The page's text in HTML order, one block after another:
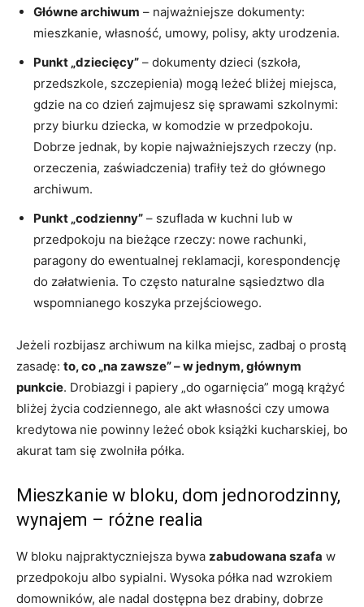
Główne archiwum – najważniejsze dokumenty:
mieszkanie, własność, umowy, polisy, akty urodzenia.
Punkt „dziecięcy” – dokumenty dzieci (szkoła,
przedszkole, szczepienia) mogą leżeć bliżej miejsca,
gdzie na co dzień zajmujesz się sprawami szkolnymi:
przy biurku dziecka, w komodzie w przedpokoju.
Dobrze jednak, by kopie najważniejszych rzeczy (np.
orzeczenia, zaświadczenia) trafiły też do głównego
archiwum.
Punkt „codzienny” – szuflada w kuchni lub w
przedpokoju na bieżące rzeczy: nowe rachunki,
paragony do ewentualnej reklamacji, korespondencję
do załatwienia. To często naturalne sąsiedztwo dla
wspomnianego koszyka przejściowego.
Jeżeli rozbijasz archiwum na kilka miejsc, zadbaj o prostą
zasadę: to, co „na zawsze” – w jednym, głównym
punkcie. Drobiazgi i papiery „do ogarnięcia” mogą krążyć
bliżej życia codziennego, ale akt własności czy umowa
kredytowa nie powinny leżeć obok książki kucharskiej, bo
akurat tam się zwolniła półka.
Mieszkanie w bloku, dom jednorodzinny,
wynajem – różne realia
W bloku najpraktyczniejsza bywa zabudowana szafa w
przedpokoju albo sypialni. Wysoka półka nad wzrokiem
domowników, ale nadal dostępna bez drabiny, dobrze